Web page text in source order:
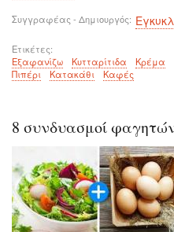
Συγγραφέας - Δημιουργός
Ετικέτες
Εξαφανίζω
Κυτταρίτιδα Κρέμα
Πιπέρι
Κατακάθι Καφές
8 συνδυασμοί